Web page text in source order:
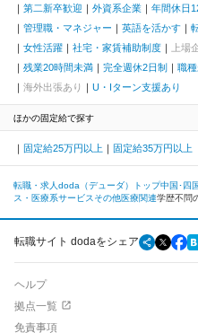
第二新卒歓迎 外資系企業 年間休日
管理職・マネジャー
英語を活かす
女性活躍
社宅・家賃補助制度 上場
残業20時間未満
完全週休2日制 職
海外出張あり
U・Iターン支援あり
ほかの固定給で探す
固定給25万円以上 固定給35万円以上
転職・求人doda（デューダ）トップ中国･四国
ス・医療系サービスその他医療関連学歴不問
転職サイト dodaをシェア
ヘルプ
拠点一覧
免責事項